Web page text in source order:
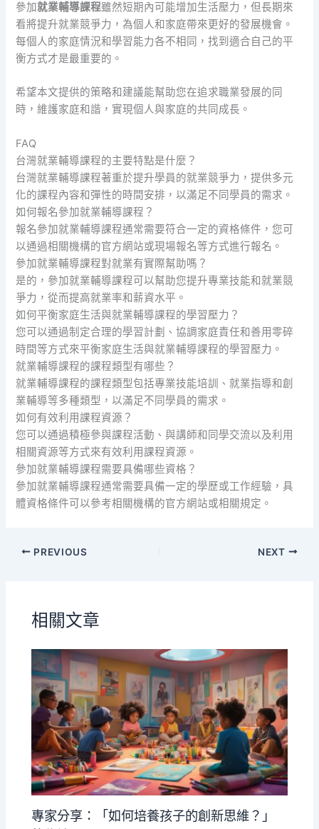
參加就業輔導課程雖然短期內可能增加生活壓力，但長期來
看將提升就業競爭力，為個人和家庭帶來更好的發展機會。
每個人的家庭情況和學習能力各不相同，找到適合自己的平
衡方式才是最重要的。
希望本文提供的策略和建議能幫助您在追求職業發展的同
時，維護家庭和諧，實現個人與家庭的共同成長。
FAQ
台灣就業輔導課程的主要特點是什麼？
台灣就業輔導課程著重於提升學員的就業競爭力，提供多元
化的課程內容和彈性的時間安排，以滿足不同學員的需求。
如何報名參加就業輔導課程？
報名參加就業輔導課程通常需要符合一定的資格條件，您可
以通過相關機構的官方網站或現場報名等方式進行報名。
參加就業輔導課程對就業有實際幫助嗎？
是的，參加就業輔導課程可以幫助您提升專業技能和就業競
爭力，從而提高就業率和薪資水平。
如何平衡家庭生活與就業輔導課程的學習壓力？
您可以通過制定合理的學習計劃、協調家庭責任和善用零碎
時間等方式來平衡家庭生活與就業輔導課程的學習壓力。
就業輔導課程的課程類型有哪些？
就業輔導課程的課程類型包括專業技能培訓、就業指導和創
業輔導等多種類型，以滿足不同學員的需求。
如何有效利用課程資源？
您可以通過積極參與課程活動、與講師和同學交流以及利用
相關資源等方式來有效利用課程資源。
參加就業輔導課程需要具備哪些資格？
參加就業輔導課程通常需要具備一定的學歷或工作經驗，具
體資格條件可以參考相關機構的官方網站或相關規定。
PREVIOUS NEXT
相關文章
專家分享：「如何培養孩子的創新思維？」